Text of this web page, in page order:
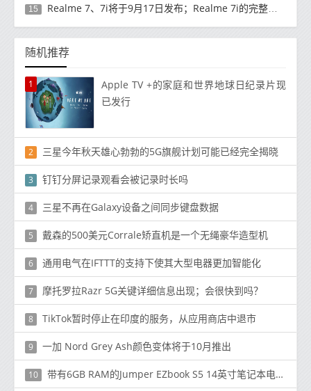
15 Realme 7、7i将于9月17日发布；Realme 7i的完整规格并导致泄漏
随机推荐
1
Apple TV +的家庭和世界地球日纪录片现
已发行
2 三星今年秋天雄心勃勃的5G旗舰计划可能已经完全揭晓
3 钉钉分屏记录观看会被记录时长吗
4 三星不再在Galaxy设备之间同步键盘数据
5 戴森的500美元Corrale矫直机是一个无绳豪华造型机
6 通用电气在IFTTT的支持下使其大型电器更加智能化
7 摩托罗拉Razr 5G关键详细信息出现；会很快到吗？
8 TikTok暂时停止在印度的服务，从应用商店中退市
9 一加 Nord Grey Ash颜色变体将于10月推出
10 带有6GB RAM的Jumper EZbook S5 14英寸笔记本电脑现价$ 179.99 /£138.85